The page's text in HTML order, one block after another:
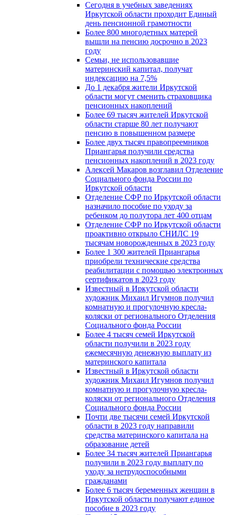
Сегодня в учебных заведениях
Иркутской области проходит Единый
день пенсионной грамотности
Более 800 многодетных матерей
вышли на пенсию досрочно в 2023
году
Семьи, не использовавшие
материнский капитал, получат
индексацию на 7,5%
До 1 декабря жители Иркутской
области могут сменить страховщика
пенсионных накоплений
Более 69 тысяч жителей Иркутской
области старше 80 лет получают
пенсию в повышенном размере
Более двух тысяч правопреемников
Приангарья получили средства
пенсионных накоплений в 2023 году
Алексей Макаров возглавил Отделение
Социального фонда России по
Иркутской области
Отделение СФР по Иркутской области
назначило пособие по уходу за
ребенком до полутора лет 400 отцам
Отделение СФР по Иркутской области
проактивно открыло СНИЛС 19
тысячам новорожденных в 2023 году
Более 1 300 жителей Приангарья
приобрели технические средства
реабилитации с помощью электронных
сертификатов в 2023 году
Известный в Иркутской области
художник Михаил Игумнов получил
комнатную и прогулочную кресла-
коляски от регионального Отделения
Социального фонда России
Более 4 тысяч семей Иркутской
области получили в 2023 году
ежемесячную денежную выплату из
материнского капитала
Известный в Иркутской области
художник Михаил Игумнов получил
комнатную и прогулочную кресла-
коляски от регионального Отделения
Социального фонда России
Почти две тысячи семей Иркутской
области в 2023 году направили
средства материнского капитала на
образование детей
Более 34 тысяч жителей Приангарья
получили в 2023 году выплату по
уходу за нетрудоспособными
гражданами
Более 6 тысяч беременных женщин в
Иркутской области получают единое
пособие в 2023 году